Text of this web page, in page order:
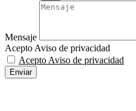
Mensaje
Acepto Aviso de privacidad
Acepto Aviso de privacidad
Enviar